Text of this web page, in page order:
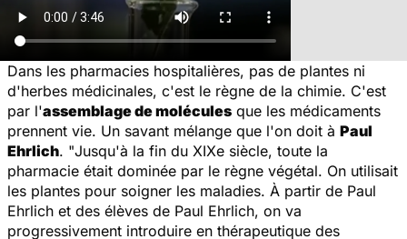
Dans les pharmacies hospitalières, pas de plantes ni
d'herbes médicinales, c'est le règne de la chimie. C'est
par l'assemblage de molécules que les médicaments
prennent vie. Un savant mélange que l'on doit à Paul
Ehrlich. "Jusqu'à la fin du XIXe siècle, toute la
pharmacie était dominée par le règne végétal. On utilisait
les plantes pour soigner les maladies. À partir de Paul
Ehrlich et des élèves de Paul Ehrlich, on va
progressivement introduire en thérapeutique des